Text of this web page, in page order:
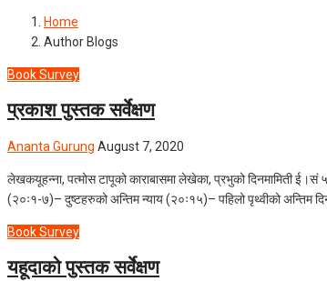
Home
Author Blogs
Book Survey
प्रकाश पुस्तक सर्वेक्षण
Ananta Gurung August 7, 2020
लेखकयूहन्ना, पत्मोस टापूको काराबासमा लेखेका, प्रभुको दिनमामिती
(२०ः१-७)– दुष्टहरुको अन्तिम न्याय (२०ः१५)– पहिलो पृथ्वीको अन्तिम
Book Survey
यहूदाको पुस्तक सर्वेक्षण